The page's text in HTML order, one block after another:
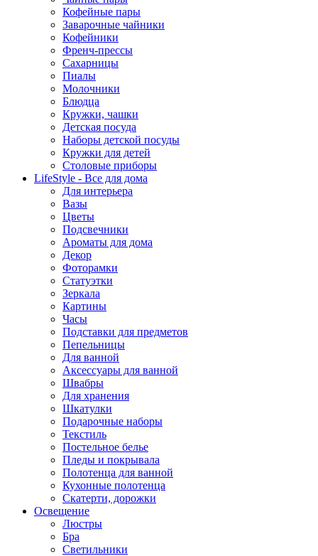
Кофейные пары
Заварочные чайники
Кофейники
Френч-прессы
Сахарницы
Пиалы
Молочники
Блюдца
Кружки, чашки
Детская посуда
Наборы детской посуды
Кружки для детей
Столовые приборы
LifeStyle - Все для дома
Для интерьера
Вазы
Цветы
Подсвечники
Ароматы для дома
Декор
Фоторамки
Статуэтки
Зеркала
Картины
Часы
Подставки для предметов
Пепельницы
Для ванной
Аксессуары для ванной
Швабры
Для хранения
Шкатулки
Подарочные наборы
Текстиль
Постельное белье
Пледы и покрывала
Полотенца для ванной
Кухонные полотенца
Скатерти, дорожки
Освещение
Люстры
Бра
Светильники